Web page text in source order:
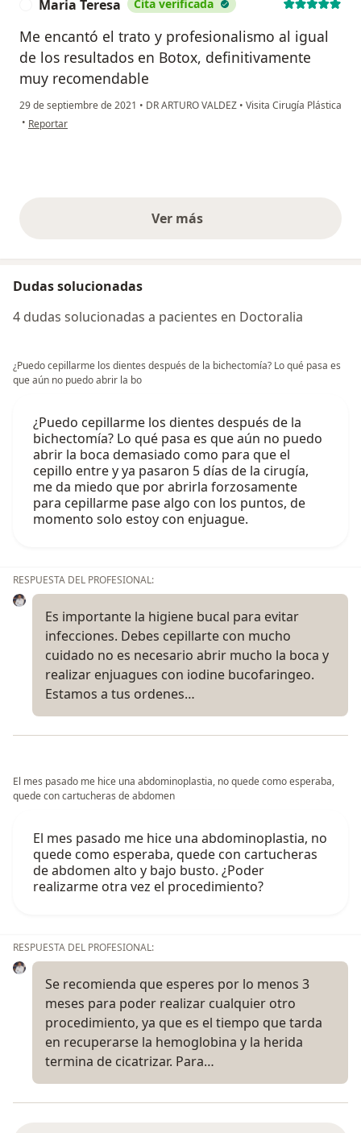
Maria Teresa Cita verificada
Me encantó el trato y profesionalismo al igual
de los resultados en Botox, definitivamente
muy recomendable
29 de septiembre de 2021 • DR ARTURO VALDEZ • Visita Cirugía Plástica
• en opinión del usuario Maria Teresa
Reportar
Ver másopiniones anteriores
Dudas solucionadas
4 dudas solucionadas a pacientes en Doctoralia
¿Puedo cepillarme los dientes después de la bichectomía? Lo qué pasa es
que aún no puedo abrir la bo
¿Puedo cepillarme los dientes después de la
bichectomía? Lo qué pasa es que aún no puedo
abrir la boca demasiado como para que el
cepillo entre y ya pasaron 5 días de la cirugía,
me da miedo que por abrirla forzosamente
para cepillarme pase algo con los puntos, de
momento solo estoy con enjuague.
RESPUESTA DEL PROFESIONAL:
Es importante la higiene bucal para evitar
infecciones. Debes cepillarte con mucho
cuidado no es necesario abrir mucho la boca y
realizar enjuagues con iodine bucofaringeo.
Estamos a tus ordenes…
El mes pasado me hice una abdominoplastia, no quede como esperaba,
quede con cartucheras de abdomen
El mes pasado me hice una abdominoplastia, no
quede como esperaba, quede con cartucheras
de abdomen alto y bajo busto. ¿Poder
realizarme otra vez el procedimiento?
RESPUESTA DEL PROFESIONAL:
Se recomienda que esperes por lo menos 3
meses para poder realizar cualquier otro
procedimiento, ya que es el tiempo que tarda
en recuperarse la hemoglobina y la herida
termina de cicatrizar. Para…